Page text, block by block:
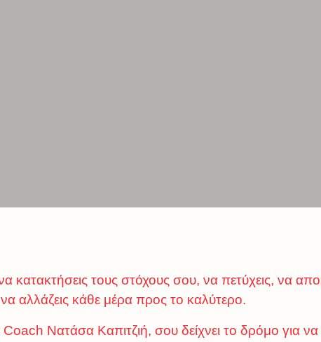
κατακτήσεις τους στόχους σου, να πετύχεις, να
αλλάζεις κάθε μέρα προς το καλύτερο.
Νατάσα Καπιτζιή, σου δείχνει το δρόμο για